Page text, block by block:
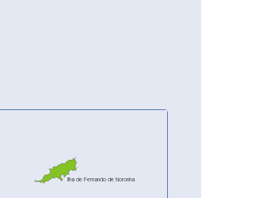
Ilha de Fernando de Noronha